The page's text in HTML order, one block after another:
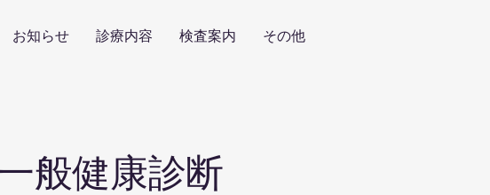
お知らせ 診療内容 検査案内 その他
般健康診断